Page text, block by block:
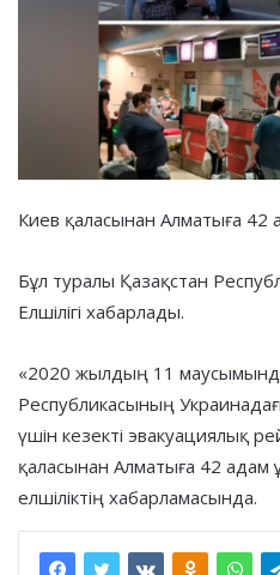
Киев қаласынан Алматыға
Бұл туралы Қазақстан
Елшілігі хабарлады.
«2020 жылдың 11
Республикасының
үшін кезекті эвакуациялық
қаласынан Алматыға 42
елшіліктің хабарламасында.